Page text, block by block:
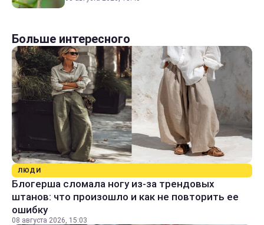
Больше интересного
ЛЮДИ
Блогерша сломала ногу из-за трендовых
штанов: что произошло и как не повторить ее
ошибку
08 августа 2026, 15:03